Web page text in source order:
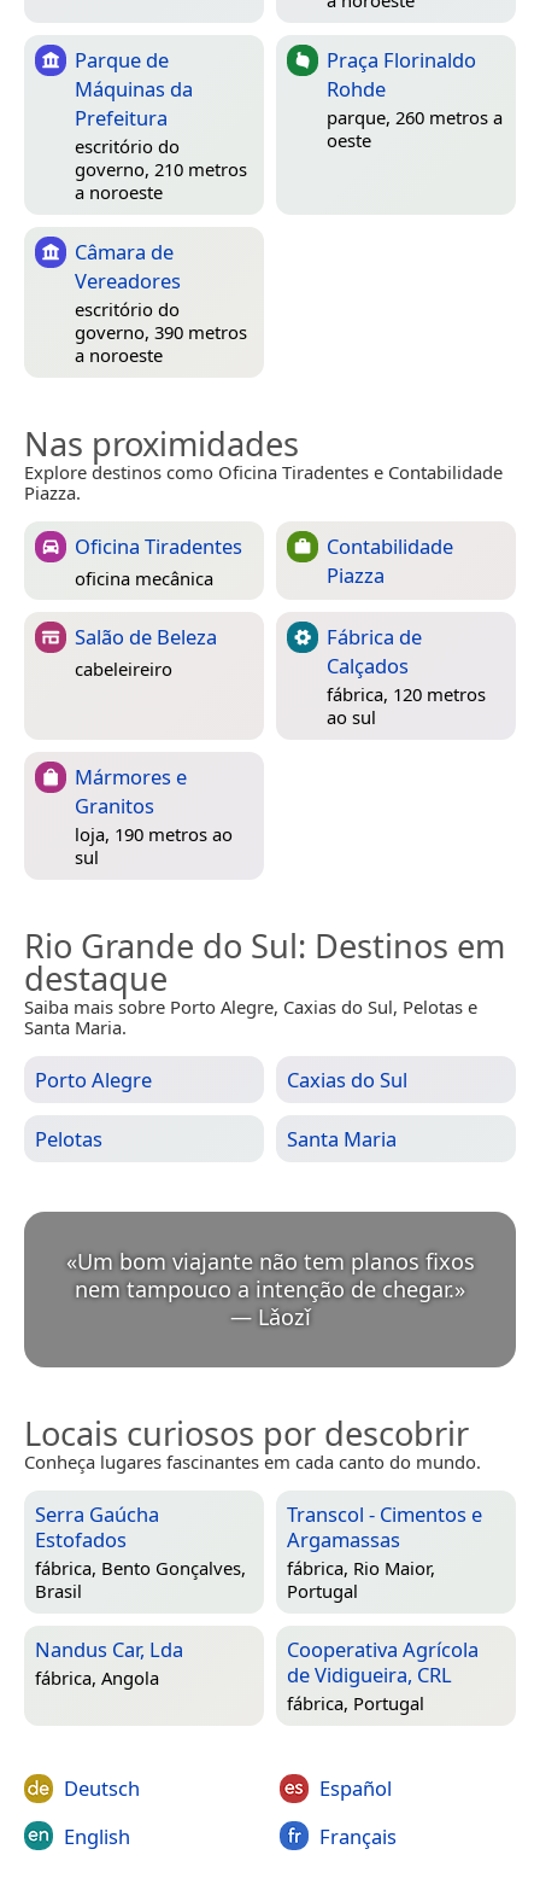
Parque de
Máquinas da
Prefeitura
escritório do
governo, 210 metros
a noroeste
Praça Florinaldo
Rohde
parque, 260 metros a
oeste
Câmara de
Vereadores
escritório do
governo, 390 metros
a noroeste
Nas proximidades
Explore destinos como Oficina Tiradentes e Contabilidade
Piazza.
Oficina Tiradentes
oficina mecânica
Contabilidade
Piazza
Salão de Beleza
cabeleireiro
Fábrica de
Calçados
fábrica, 120 metros
ao sul
Mármores e
Granitos
loja, 190 metros ao
sul
Rio Grande do Sul: Destinos em
destaque
Saiba mais sobre Porto Alegre, Caxias do Sul, Pelotas e
Santa Maria.
Porto Alegre Caxias do Sul
Pelotas Santa Maria
«Um bom viajante não tem planos fixos
nem tampouco a intenção de chegar.
— Lǎozǐ
Locais curiosos por descobrir
Conheça lugares fascinantes em cada canto do mundo.
Serra Gaúcha
Estofados
fábrica, Bento Gonçalves,
Brasil
Transcol - Cimentos e
Argamassas
fábrica, Rio Maior,
Portugal
Nandus Car, Lda
fábrica, Angola
Cooperativa Agrícola
de Vidigueira, CRL
fábrica, Portugal
Deutsch
English
Español
Français